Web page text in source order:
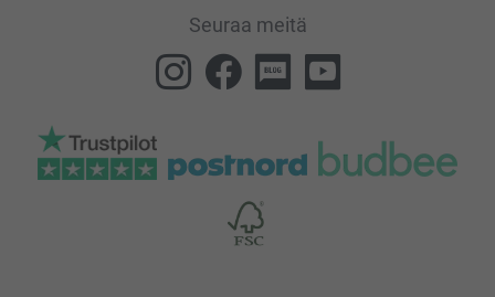
Seuraa meitä